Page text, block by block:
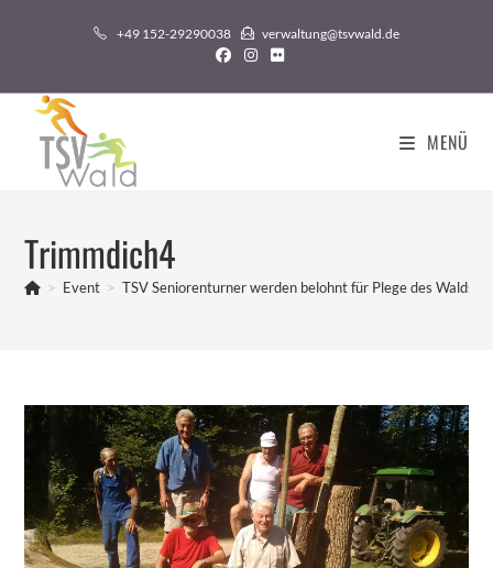
+49 152-29290038 verwaltung@tsvwald.de
MENÜ
Trimmdich4
> Event > TSV Seniorenturner werden belohnt für Plege des